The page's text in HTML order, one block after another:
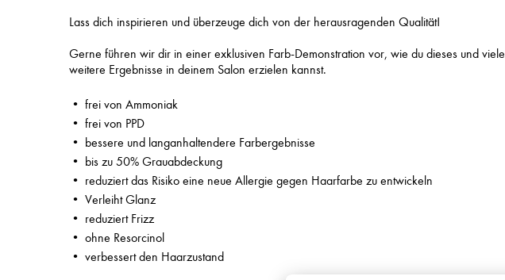
Lass dich inspirieren und überzeuge dich von der herausragenden Qualität!
Gerne führen wir dir in einer exklusiven Farb-Demonstration vor, wie du dieses und viele
weitere Ergebnisse in deinem Salon erzielen kannst.
frei von Ammoniak
frei von PPD
bessere und langanhaltendere Farbergebnisse
bis zu 50% Grauabdeckung
reduziert das Risiko eine neue Allergie gegen Haarfarbe zu entwickeln
Verleiht Glanz
reduziert Frizz
ohne Resorcinol
verbessert den Haarzustand